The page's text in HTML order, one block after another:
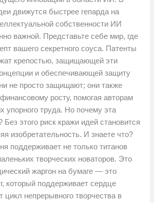
движутся быстрее гепарда на
собственности ИИ
важной. Представьте себе мир, где
вашего секретного соуса. Патенты
крепостью, защищающей эти
и обеспечивающей защиту
не просто защищают; они также
росту, помогая авторам
упорного труда. Но почему эта
Без этого риск кражи идей становится
изобретательность. И знаете что?
поддерживает не только титанов
творческих новаторов. Это
жаргон на бумаге — это
который поддерживает сердце
цикл непрерывного творчества в